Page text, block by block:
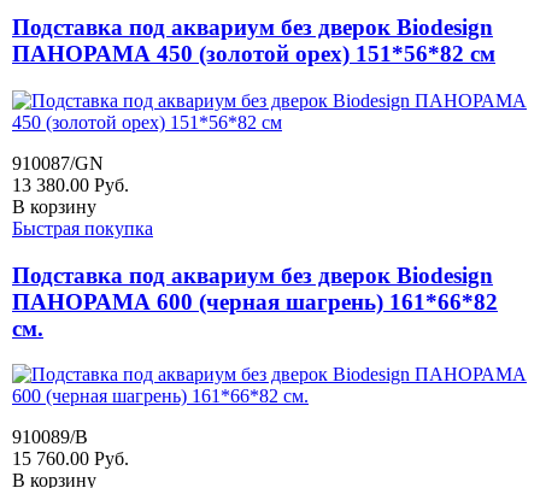
Подставка под аквариум без дверок Biodesign
ПАНОРАМА 450 (золотой орех) 151*56*82 см
910087/GN
13 380.00 Руб.
В корзину
Быстрая покупка
Подставка под аквариум без дверок Biodesign
ПАНОРАМА 600 (черная шагрень) 161*66*82
см.
910089/B
15 760.00 Руб.
В корзину